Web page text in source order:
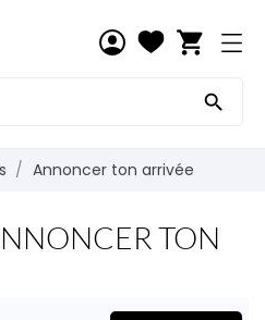
shopping_cart

Annoncer ton arrivée
TON